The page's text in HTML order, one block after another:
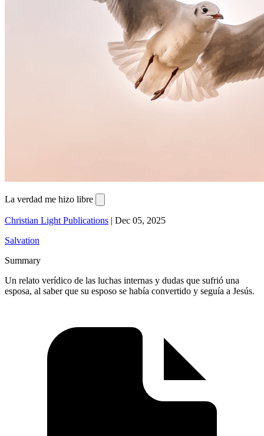
La verdad me hizo libre
Christian Light Publications | Dec 05, 2025
Salvation
Summary
Un relato verídico de las luchas internas y dudas que sufrió una
esposa, al saber que su esposo se había convertido y seguía a Jesús.